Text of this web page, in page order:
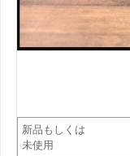
新品もしくは
未使用